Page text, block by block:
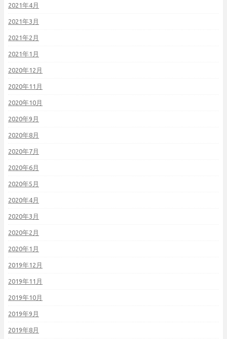
2021年4月
2021年3月
2021年2月
2021年1月
2020年12月
2020年11月
2020年10月
2020年9月
2020年8月
2020年7月
2020年6月
2020年5月
2020年4月
2020年3月
2020年2月
2020年1月
2019年12月
2019年11月
2019年10月
2019年9月
2019年8月